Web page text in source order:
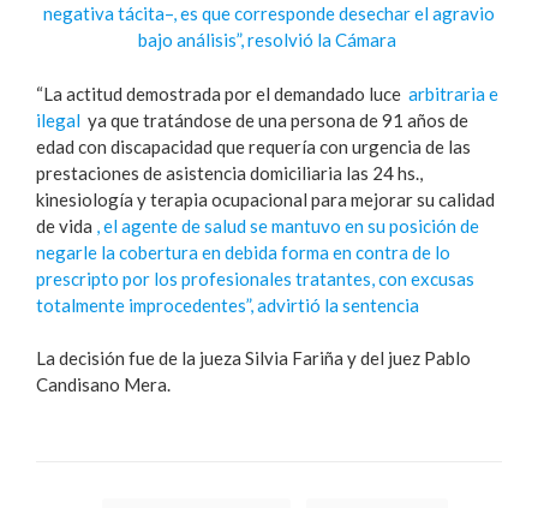
negativa tácita–, es que corresponde desechar el agravio
bajo análisis”, resolvió la Cámara
“La actitud demostrada por el demandado luce arbitraria e
ilegal ya que tratándose de una persona de 91 años de
edad con discapacidad que requería con urgencia de las
prestaciones de asistencia domiciliaria las 24 hs.,
kinesiología y terapia ocupacional para mejorar su calidad
de vida , el agente de salud se mantuvo en su posición de
negarle la cobertura en debida forma en contra de lo
prescripto por los profesionales tratantes, con excusas
totalmente improcedentes”, advirtió la sentencia
La decisión fue de la jueza Silvia Fariña y del juez Pablo
Candisano Mera.